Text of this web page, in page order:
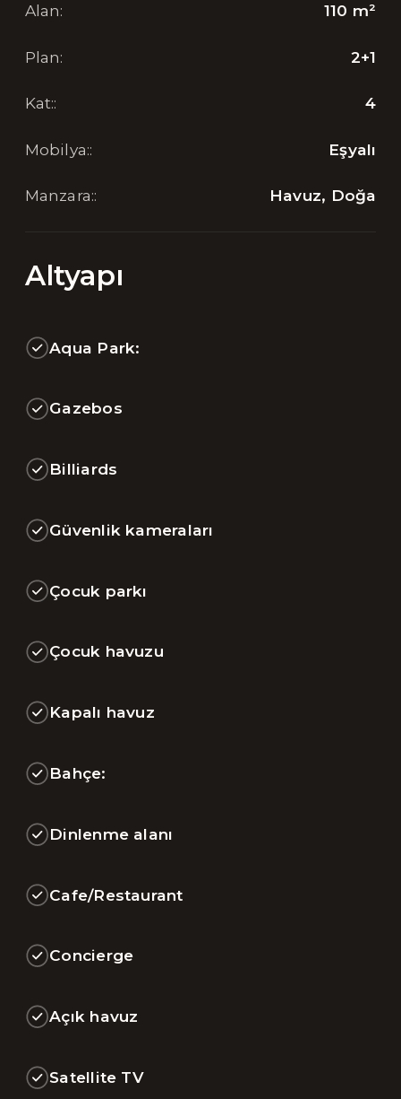
Alan: 110 m²
Plan: 2+1
Kat:: 4
Mobilya:: Eşyalı
Manzara:: Havuz, Doğa
Altyapı
Aqua Park:
Gazebos
Billiards
Güvenlik kameraları
Çocuk parkı
Çocuk havuzu
Kapalı havuz
Bahçe:
Dinlenme alanı
Cafe/Restaurant
Concierge
Açık havuz
Satellite TV